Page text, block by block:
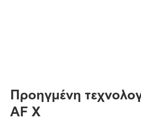
Προηγμένη
AF X